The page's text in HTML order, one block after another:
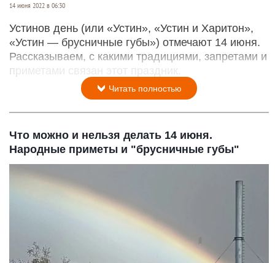
14 июня 2022 в 06:30
Устинов день (или «Устин», «Устин и Харитон»,
«Устин — брусничные губы») отмечают 14 июня.
Рассказываем, с какими традициями, запретами и
приметами связан этот праздник.
Читать полностью
Что можно и нельзя делать 14 июня.
Народные приметы и "брусничные губы"